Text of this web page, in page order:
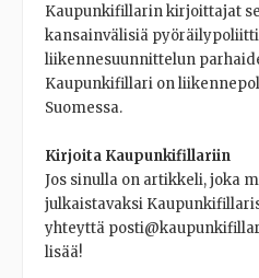
Kaupunkifillarin kirjoittajat
kansainvälisiä
liikennesuunnittelun
Kaupunkifillari on
Suomessa.
Kirjoita Kaupunkifillariin
Jos sinulla on artikkeli, joka
julkaistavaksi
yhteyttä
lisää!